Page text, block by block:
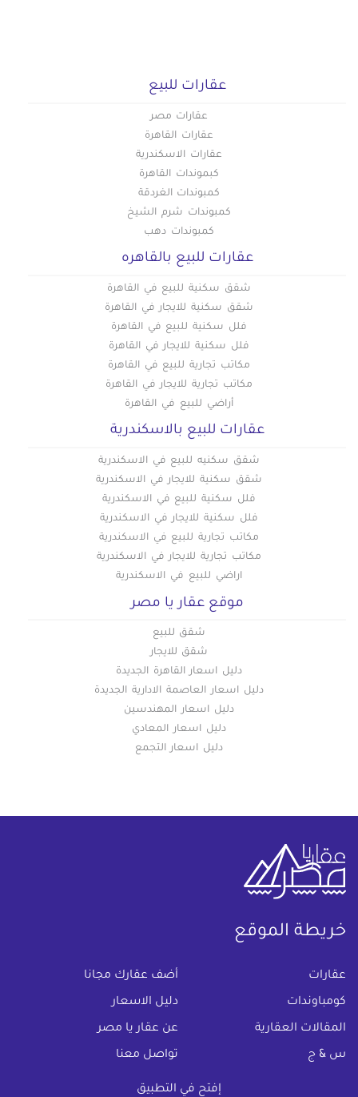
إفتح في التطبيق
عقارات للبيع
عقارات مصر
عقارات القاهرة
عقارات الاسكندرية
كبموندات القاهرة
كمبوندات الغردقة
كمبوندات شرم الشيخ
كمبوندات دهب
عقارات للبيع بالقاهره
شقق سكنية للبيع في القاهرة
شقق سكنية للايجار في القاهرة
فلل سكنية للبيع في القاهرة
فلل سكنية للايجار في القاهرة
مكاتب تجارية للبيع في القاهرة
مكاتب تجارية للايجار في القاهرة
أراضي للبيع في القاهرة
عقارات للبيع بالاسكندرية
شقق سكنيه للبيع في الاسكندرية
شقق سكنية للايجار في الاسكندرية
فلل سكنية للبيع في الاسكندرية
فلل سكنية للايجار في الاسكندرية
مكاتب تجارية للبيع في الاسكندرية
مكاتب تجارية للايجار في الاسكندرية
اراضي للبيع في الاسكندرية
موقع عقار يا مصر
شقق للبيع
شقق للايجار
دليل اسعار القاهرة الجديدة
دليل اسعار العاصمة الادارية الجديدة
دليل اسعار المهندسين
دليل اسعار المعادي
دليل اسعار التجمع
خريطة الموقع
عقارات أضف عقارك مجانا
كومباوندات دليل الاسعار
المقالات العقارية عن عقار يا مصر
س & ج تواصل معنا